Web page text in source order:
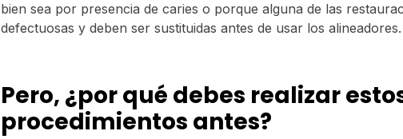
bien sea por presencia de caries o porque alguna de las
defectuosas y deben ser sustituidas antes de usar los alineadores.
Pero, ¿por qué debes realizar
procedimientos antes?